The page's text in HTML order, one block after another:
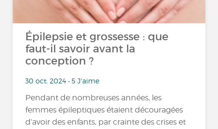
Épilepsie et grossesse : que
faut-il savoir avant la
conception ?
30 oct. 2024 • 5 J'aime
Pendant de nombreuses années, les
femmes épileptiques étaient découragées
d’avoir des enfants, par crainte des crises et